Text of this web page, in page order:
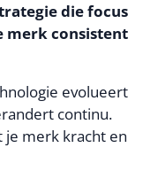
die focus
merk consistent
evolueert
continu.
merk kracht en